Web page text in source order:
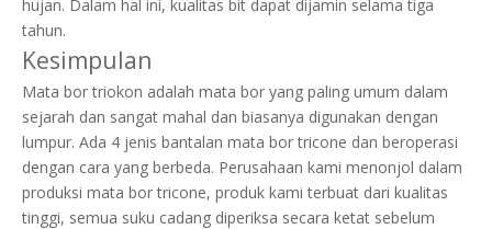
hujan. Dalam hal ini, kualitas bit dapat dijamin selama tiga
tahun.
Kesimpulan
Mata bor triokon adalah mata bor yang paling umum dalam
sejarah dan sangat mahal dan biasanya digunakan dengan
lumpur. Ada 4 jenis bantalan mata bor tricone dan beroperasi
dengan cara yang berbeda. Perusahaan kami menonjol dalam
produksi mata bor tricone, produk kami terbuat dari kualitas
tinggi, semua suku cadang diperiksa secara ketat sebelum